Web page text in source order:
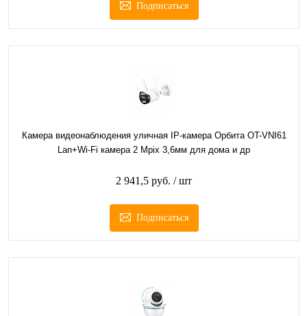
Подписаться
Камера видеонаблюдения уличная IP-камера Орбита OT-VNI61
Lan+Wi-Fi камера 2 Mpix 3,6мм для дома и др
2 941,5 руб. / шт
Подписаться